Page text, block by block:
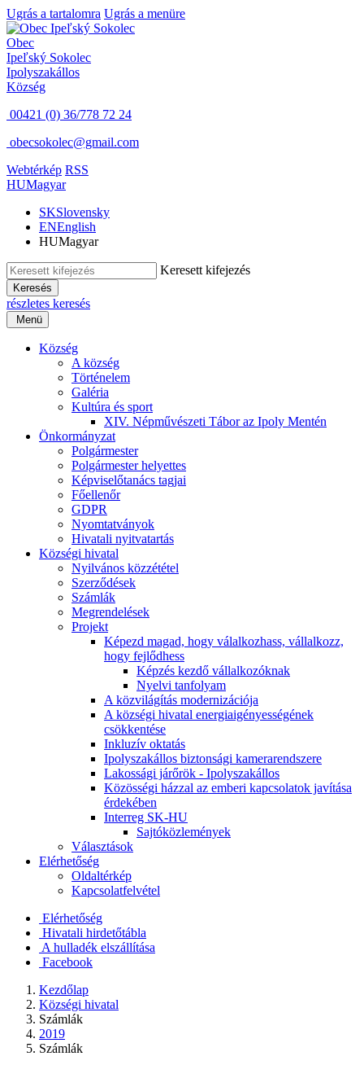
Ugrás a tartalomra Ugrás a menüre
Obec
Ipeľský Sokolec
Ipolyszakállos
Község
00421 (0) 36/778 72 24
obecsokolec@gmail.com
Webtérkép RSS
HUMagyar
SKSlovensky
ENEnglish
HUMagyar
Keresett kifejezés
Keresés
részletes keresés
Menü
Község
A község
Történelem
Galéria
Kultúra és sport
XIV. Népművészeti Tábor az Ipoly Mentén
Önkormányzat
Polgármester
Polgármester helyettes
Képviselőtanács tagjai
Főellenőr
GDPR
Nyomtatványok
Hivatali nyitvatartás
Községi hivatal
Nyilvános közzététel
Szerződések
Számlák
Megrendelések
Projekt
Képezd magad, hogy válalkozhass, vállalkozz,
hogy fejlődhess
Képzés kezdő vállalkozóknak
Nyelvi tanfolyam
A közvilágítás modernizációja
A községi hivatal energiaigényességének
csökkentése
Inkluzív oktatás
Ipolyszakállos biztonsági kamerarendszere
Lakossági járőrök - Ipolyszakállos
Közösségi házzal az emberi kapcsolatok javítása
érdekében
Interreg SK-HU
Sajtóközlemények
Választások
Elérhetőség
Oldaltérkép
Kapcsolatfelvétel
Elérhetőség
Hivatali hirdetőtábla
A hulladék elszállítása
Facebook
Kezdőlap
Községi hivatal
Számlák
2019
Számlák